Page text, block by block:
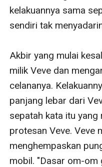
kelakuannya sama
sendiri tak
Akbir yang mulai
milik Veve dan
celananya.
panjang lebar dari
sepatah kata itu
protesan Veve. Veve
menghempaskan
mobil. "Dasar om-om